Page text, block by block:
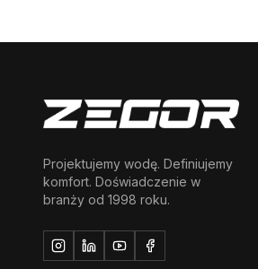
Projektujemy wodę. Definiujemy
komfort. Doświadczenie w
branży od 1998 roku.